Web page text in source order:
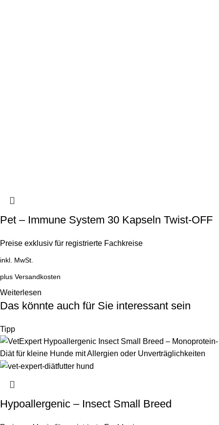
Pet – Immune System 30 Kapseln Twist-OFF
Preise exklusiv für registrierte Fachkreise
inkl. MwSt.
plus Versandkosten
Weiterlesen
Das könnte auch für Sie interessant sein
Tipp
Hypoallergenic – Insect Small Breed